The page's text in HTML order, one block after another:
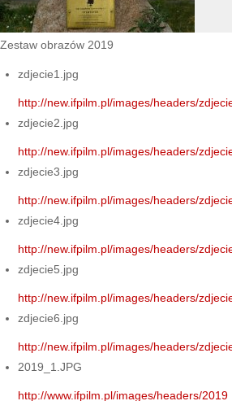
Zestaw obrazów 2019
zdjecie1.jpg
http://new.ifpilm.pl/images/headers/
zdjecie2.jpg
http://new.ifpilm.pl/images/headers/
zdjecie3.jpg
http://new.ifpilm.pl/images/headers/
zdjecie4.jpg
http://new.ifpilm.pl/images/headers/
zdjecie5.jpg
http://new.ifpilm.pl/images/headers/
zdjecie6.jpg
http://new.ifpilm.pl/images/headers/
2019_1.JPG
http://www.ifpilm.pl/images/headers/